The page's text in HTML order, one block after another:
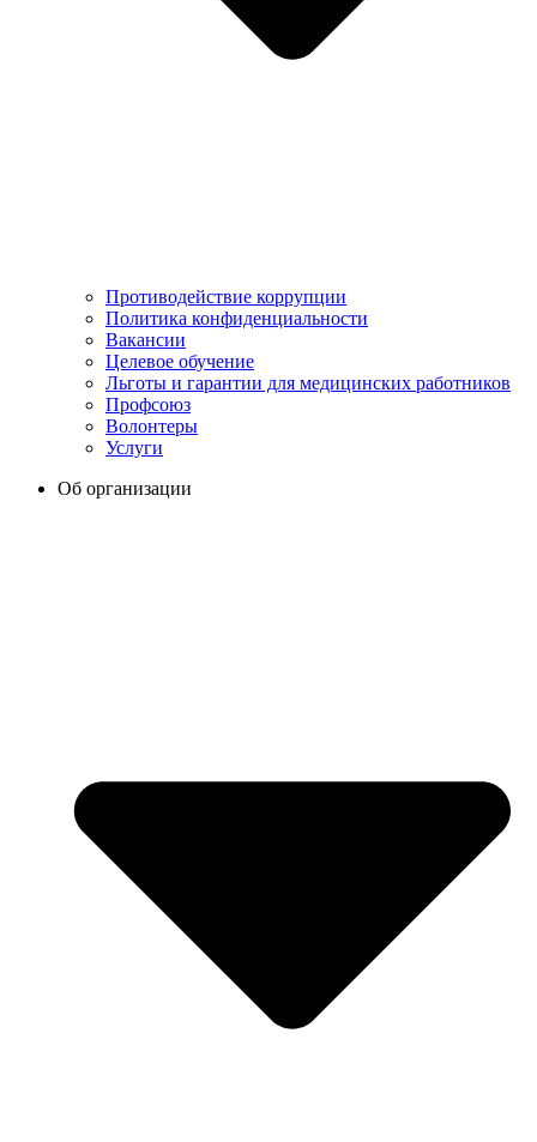
Противодействие коррупции
Политика конфиденциальности
Вакансии
Целевое обучение
Льготы и гарантии для медицинских работников
Профсоюз
Волонтеры
Услуги
Об организации